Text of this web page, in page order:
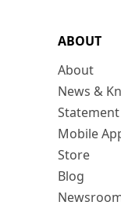
ABOUT
About
News &
Mobile
Store
Blog